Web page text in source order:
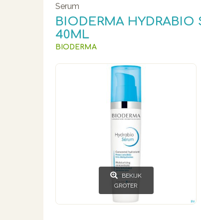
Serum
BIODERMA HYDRABIO
40ML
BIODERMA
BEKIJK
GROTER